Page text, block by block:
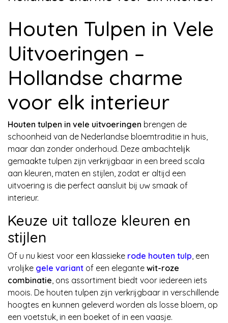
Houten Tulpen in Vele
Uitvoeringen –
Hollandse charme
voor elk interieur
Houten tulpen in vele uitvoeringen brengen de
schoonheid van de Nederlandse bloemtraditie in huis,
maar dan zonder onderhoud. Deze ambachtelijk
gemaakte tulpen zijn verkrijgbaar in een breed scala
aan kleuren, maten en stijlen, zodat er altijd een
uitvoering is die perfect aansluit bij uw smaak of
interieur.
Keuze uit talloze kleuren en
stijlen
Of u nu kiest voor een klassieke rode houten tulp, een
vrolijke gele variant of een elegante wit-roze
combinatie, ons assortiment biedt voor iedereen iets
moois. De houten tulpen zijn verkrijgbaar in verschillende
hoogtes en kunnen geleverd worden als losse bloem, op
een voetstuk, in een boeket of in een vaasje.